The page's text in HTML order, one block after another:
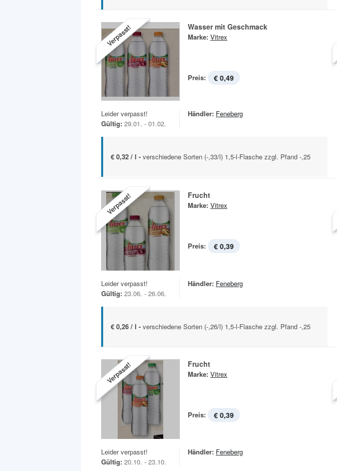
Verpasst! Wasser mit Geschmack
Marke: Vitrex
Preis: € 0,49
Leider verpasst!
Gültig: 29.01. - 01.02.
Händler: Feneberg
€ 0,32 / l - verschiedene Sorten (-,33/l) 1,5-l-Flasche zzgl. Pfand -,25
Verpasst! Frucht
Marke: Vitrex
Preis: € 0,39
Leider verpasst!
Gültig: 23.06. - 26.06.
Händler: Feneberg
€ 0,26 / l - verschiedene Sorten (-,26/l) 1,5-l-Flasche zzgl. Pfand -,25
Verpasst! Frucht
Marke: Vitrex
Preis: € 0,39
Leider verpasst!
Gültig: 20.10. - 23.10.
Händler: Feneberg